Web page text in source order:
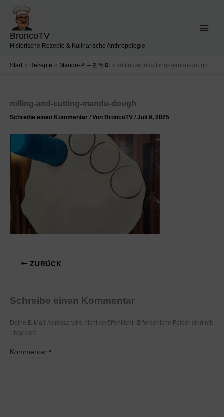
Inhalt
springen
BroncoTV
Historische Rezepte & Kulinarische Anthropologie
Start Rezepte Mandu-Pi – 만두피 rolling-and-cutting-mandu-dough
rolling-and-cutting-mandu-dough
Schreibe einen Kommentar / Von BroncoTV / Juli 9, 2025
ZURÜCK
Schreibe einen Kommentar
Deine E-Mail-Adresse wird nicht veröffentlicht. Erforderliche Felder sind mit
* markiert
Kommentar *